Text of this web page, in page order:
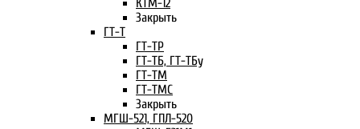
КТМ-12
Закрыть
ГТ-Т
ГТ-ТР
ГТ-ТБ, ГТ-ТБу
ГТ-ТМ
ГТ-ТМС
Закрыть
МГШ-521, ГПЛ-520